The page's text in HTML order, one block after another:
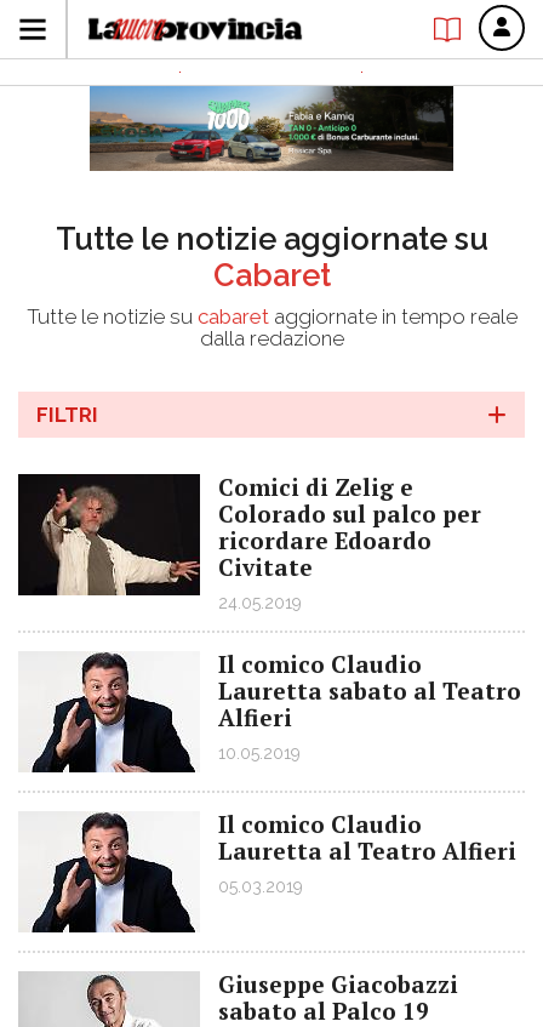
Tutte le notizie aggiornate su
Cabaret
Tutte le notizie su cabaretaggiornate in tempo reale
dalla redazione
FILTRI
Comici di Zelig e
Colorado sul palco per
ricordare Edoardo
Civitate
24.05.2019
Il comico Claudio
Lauretta sabato al Teatro
Alfieri
10.05.2019
Il comico Claudio
Lauretta al Teatro Alfieri
05.03.2019
Giuseppe Giacobazzi
sabato al Palco 19